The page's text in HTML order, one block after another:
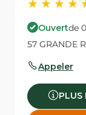
Ouvertde
57 GRANDE
Appeler
PLUS